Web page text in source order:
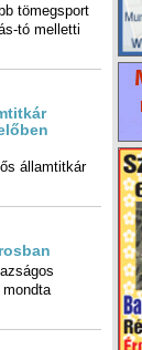
tömegsport
tó melletti
államtitkár
mondta